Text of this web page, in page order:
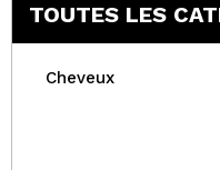
TOUTES LES
Cheveux